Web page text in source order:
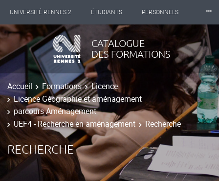
UNIVERSITÉ RENNES 2 ÉTUDIANTS PERSONNELS
INTERNATIONAL PROFESSIONNELS BIBLIOTHÈQUES
LES NOUVELLES DE RENNES 2
⸱⸱⸱
CATALOGUE
DES FORMATIONS
Accueil Formations
Licence
Licence Géographie et aménagement
parcours Aménagement
UEF4 - Recherche en aménagement
Recherche
RECHERCHE